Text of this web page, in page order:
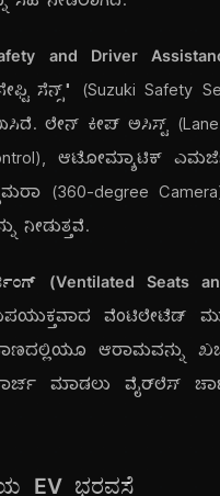
and Driver
ಸೆನ್ಸ್" (Suzuki Safety
ಲೇನ್ ಕೀಪ್ ಅಸಿಸ್ಟ್
ಆಟೋಮ್ಯಾಟಿಕ್
(360-degree
ನೀಡುತ್ತವೆ.
(Ventilated Seats
ವೆಂಟಿಲೇಟೆಡ್
ಆರಾಮವನ್ನು
ಮಾಡಲು ವೈರ್‌ಲೆಸ್